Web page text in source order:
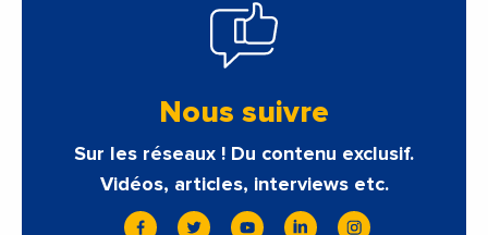
Nous suivre
Sur les réseaux ! Du contenu exclusif.
Vidéos, articles, interviews etc.